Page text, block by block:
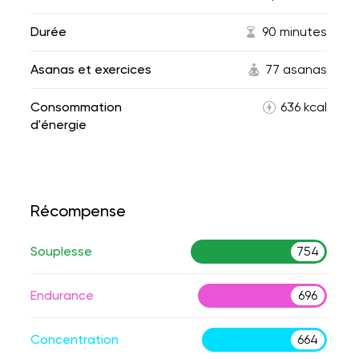
Durée 90 minutes
Asanas et exercices 77 asanas
Consommation
d'énergie
636 kcal
Récompense
Souplesse 754
Endurance 696
Concentration 664